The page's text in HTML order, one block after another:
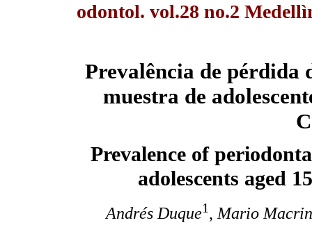
odontol. vol.28 no.2
Prevalência de pérdida
muestra de
Prevalence of
adolescents aged
Andrés Duque1, Mario